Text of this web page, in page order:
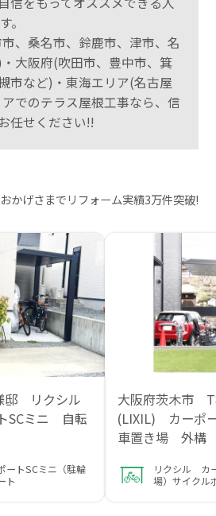
。
、桑名市、鈴鹿市、津市、名
大阪府(吹田市、豊中市、箕
市など)・東海エリア(名古屋
でのテラス屋根工事なら、信
任せください!!
おかげさまでリフォーム実績3万件突破!
邸 リクシル
SCミニ 自転
トSCミニ（駐輪
ト
大阪府茨木市
(LIXIL) カーポ
車置き場 外
リクシル カ
場）サイクル